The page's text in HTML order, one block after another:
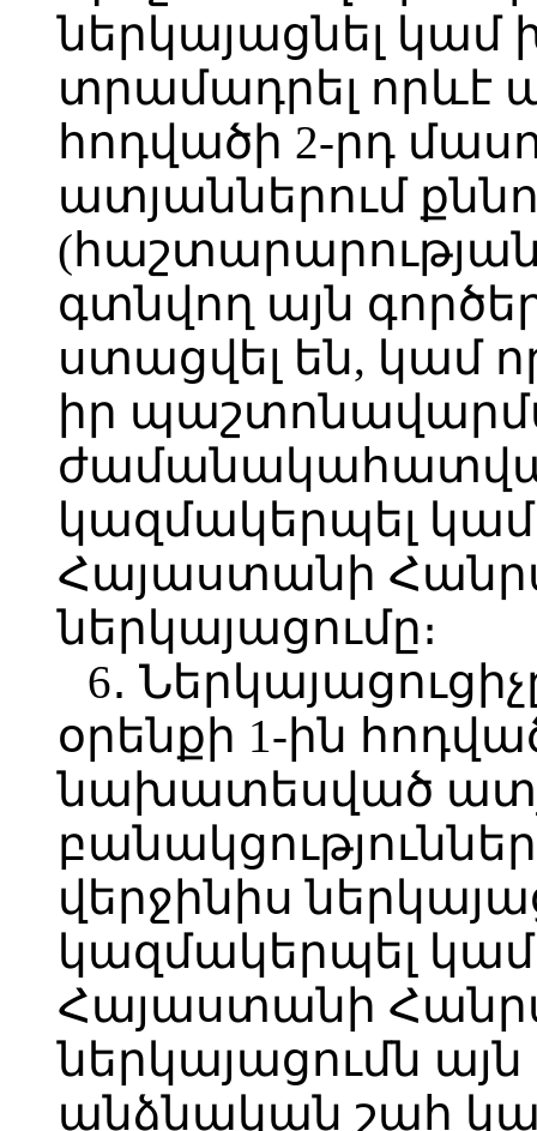
ներկայացնել կամ
տրամադրել որևէ
հոդվածի 2-րդ
ատյաններում
գտնվող այն
ստացվել են, կամ
իր
կազմակերպել
Հայաստանի
ներկայացումը։
6․
օրենքի 1-ին
նախատեսված
վերջինիս
կազմակերպել
Հայաստանի
ներկայացումն այն
անձնական շահ